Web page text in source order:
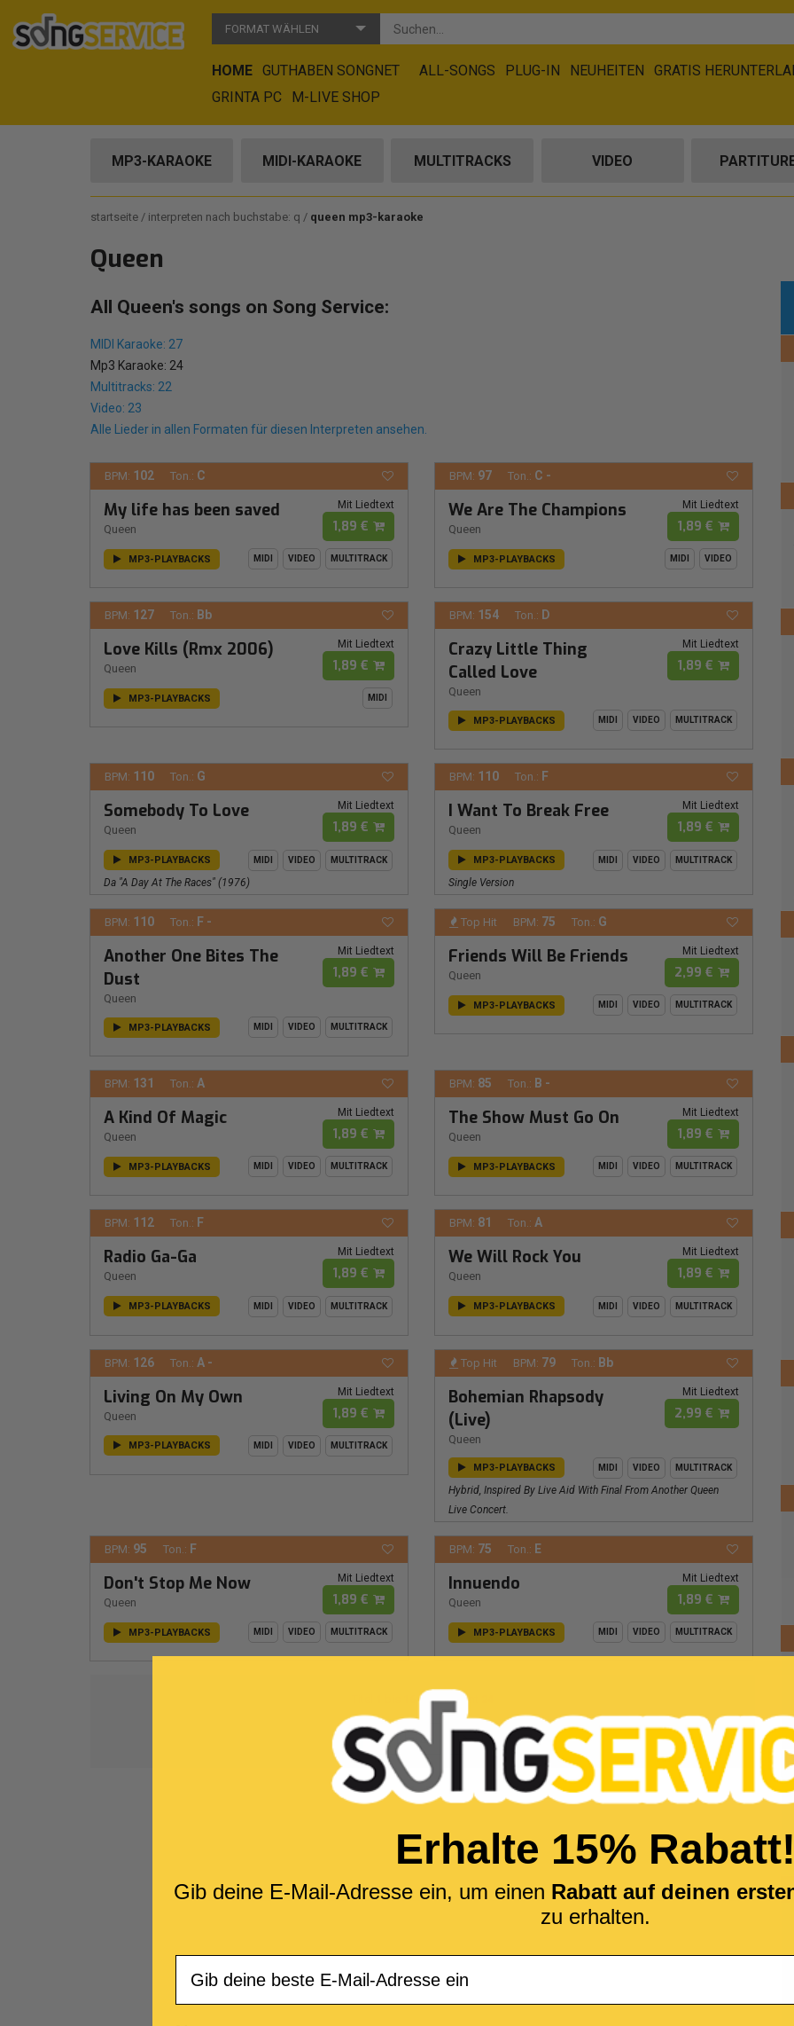
FORMAT WÄHLEN
HOME GUTHABEN SONGNET ALL-SONGS PLUG-IN NEUHEITEN
GRATIS
GRINTA PC
M-LIVE SHOP
MP3-KARAOKE MIDI-KARAOKE MULTITRACKS VIDEO
startseite interpreten nach buchstabe: q queen mp3-karaoke
Queen
All Queen's songs on Song Service:
MIDI Karaoke: 27
Mp3 Karaoke: 24
Multitracks: 22
Video: 23
Alle Lieder in allen Formaten für diesen Interpreten ansehen.
BPM: 102 Ton.: C
My life has been saved
Queen
Mit Liedtext
1,89 €
MP3-PLAYBACKS MIDI VIDEO MULTITRACK
BPM: 97 Ton.: C -
We Are The Champions
Queen
Mit Liedtext
1,89 €
MP3-PLAYBACKS MIDI VIDEO
BPM: 127 Ton.: Bb
Love Kills (Rmx 2006)
Queen
Mit Liedtext
1,89 €
MP3-PLAYBACKS MIDI
BPM: 154 Ton.: D
Crazy Little Thing
Called Love
Queen
Mit Liedtext
1,89 €
MP3-PLAYBACKS MIDI VIDEO MULTITRACK
BPM: 110 Ton.: G
Somebody To Love
Queen
Mit Liedtext
1,89 €
MP3-PLAYBACKS MIDI VIDEO MULTITRACK
Da "a Day At The Races" (1976)
BPM: 110 Ton.: F
I Want To Break Free
Queen
Mit Liedtext
1,89 €
MP3-PLAYBACKS MIDI VIDEO MULTITRACK
Single Version
BPM: 110 Ton.: F -
Another One Bites The
Dust
Queen
Mit Liedtext
1,89 €
MP3-PLAYBACKS MIDI VIDEO MULTITRACK
Top Hit BPM: 75 Ton.: G
Friends Will Be Friends
Queen
Mit Liedtext
2,99 €
MP3-PLAYBACKS MIDI VIDEO MULTITRACK
BPM: 131 Ton.: A
A Kind Of Magic
Queen
Mit Liedtext
1,89 €
MP3-PLAYBACKS MIDI VIDEO MULTITRACK
BPM: 85 Ton.: B -
The Show Must Go On
Queen
Mit Liedtext
1,89 €
MP3-PLAYBACKS MIDI VIDEO MULTITRACK
BPM: 112 Ton.: F
Radio Ga-Ga
Queen
Mit Liedtext
1,89 €
MP3-PLAYBACKS MIDI VIDEO MULTITRACK
BPM: 81 Ton.: A
We Will Rock You
Queen
Mit Liedtext
1,89 €
MP3-PLAYBACKS MIDI VIDEO MULTITRACK
BPM: 126 Ton.: A -
Living On My Own
Queen
Mit Liedtext
1,89 €
MP3-PLAYBACKS MIDI VIDEO MULTITRACK
Top Hit BPM: 79 Ton.: Bb
Bohemian Rhapsody
(Live)
Queen
Mit Liedtext
2,99 €
MP3-PLAYBACKS MIDI VIDEO MULTITRACK
Hybrid, Inspired By Live Aid With Final From Another Queen
Live Concert.
BPM: 95 Ton.: F
Don't Stop Me Now
Queen
Mit Liedtext
1,89 €
MP3-PLAYBACKS MIDI VIDEO MULTITRACK
BPM: 75 Ton.: E
Innuendo
Queen
Mit Liedtext
1,89 €
MP3-PLAYBACKS MIDI VIDEO MULTITRACK
von gesamt
1 2
Erhalte 15% Rabatt!
Gib deine E-Mail-Adresse ein, um einen Rabatt auf deinen
zu erhalten.